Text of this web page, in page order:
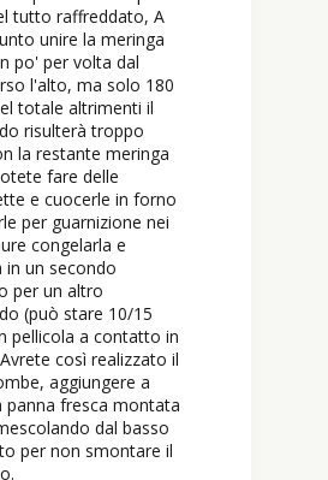
tutto raffreddato, A
unire la meringa
po' per volta dal
l'alto, ma solo 180
totale altrimenti il
risulterà troppo
la restante meringa
fare delle
e cuocerle in forno
per guarnizione nei
congelarla e
in un secondo
per un altro
(può stare 10/15
pellicola a contatto in
così realizzato il
aggiungere a
panna fresca montata
dal basso
per non smontare il